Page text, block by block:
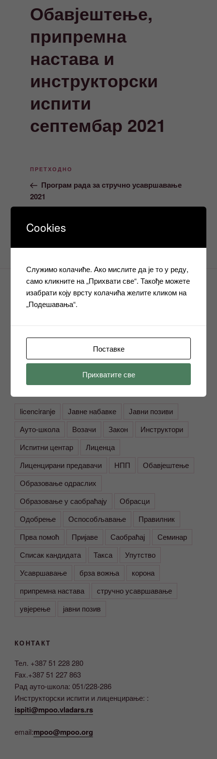
Обавјештење,
припремна
настава и
инструкторски
испити
септембар 2021
Кретање
Претходни
чланак
ПРЕТХОДНО
Програм рада за стручно усавршавање
2021
чланак
Обавјештење, лиценцирање 05.10.2021.
АДРЕСА
ОЗНАКЕ
licenciranje Јавне набавке
Јавни позиви
Ауто-школа
Возачи Закон
Инструктори
Испитни центар
Лиценца
Лиценцирани предавачи
НПП
Обавјештење
Образовање одраслих
Образовање у саобраћају
Обрасци
Одобрење
Оспособљавање
Правилник
Прва помоћ
Пријаве Саобраћај
Семинар
Списак кандидата
Такса
Упутство
Усавршавање
брза вожња
корона
припремна настава
стручно усавршавање
увјерење
јавни позив
КОНТАКТ
Тел. +387 51 228 280
Fax.+387 51 227 863
Рад ауто-школа: 051/228-286
Инструкторски испити и лиценцирање: :
ispiti@mpoo.vladars.rs
email:mpoo@mpoo.org
Cookies
Служимо колачиће. Ако мислите да је то у реду,
само кликните на „Прихвати све“. Такође можете
изабрати коју врсту колачића желите кликом на
„Подешавања“.
Поставке
Прихватите све